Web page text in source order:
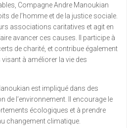
Compagne Andre Manoukian
de l’homme et de la justice sociale.
associations caritatives et agit en
avancer ces causes. Il participe à
de charité, et contribue également
à améliorer la vie des
est impliqué dans des
de l’environnement. Il encourage le
écologiques et à prendre
changement climatique.